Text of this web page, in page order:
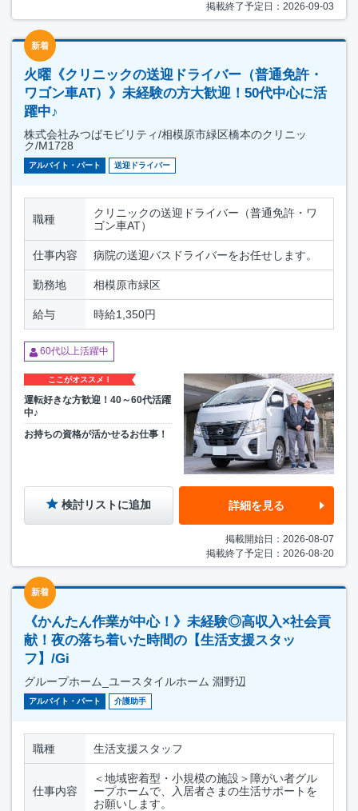
掲載終了予定日：2026-09-03
新着
火曜《クリニックの送迎ドライバー（普通免許・
ワゴン車AT）》未経験の方大歓迎！50代中心に活
躍中♪
株式会社みつばモビリティ/相模原市緑区橋本のクリニッ
ク/M1728
アルバイト・パート 送迎ドライバー
職種
クリニックの送迎ドライバー（普通免許・ワ
ゴン車AT）
仕事内容 病院の送迎バスドライバーをお任せします。
勤務地 相模原市緑区
給与 時給1,350円
60代以上活躍中
ここがオススメ！
運転好きな方歓迎！40～60代活躍
中♪
お持ちの資格が活かせるお仕事！
検討リストに追加 詳細を見る
掲載開始日：2026-08-07
掲載終了予定日：2026-08-20
新着
《かんたん作業が中心！》未経験◎高収入×社会貢
献！夜の落ち着いた時間の【生活支援スタッ
フ】/Gi
グループホーム_ユースタイルホーム 淵野辺
アルバイト・パート 介護助手
職種 生活支援スタッフ
仕事内容
＜地域密着型・小規模の施設＞障がい者グル
ープホームで、入居者さまの生活サポートを
お願いします。